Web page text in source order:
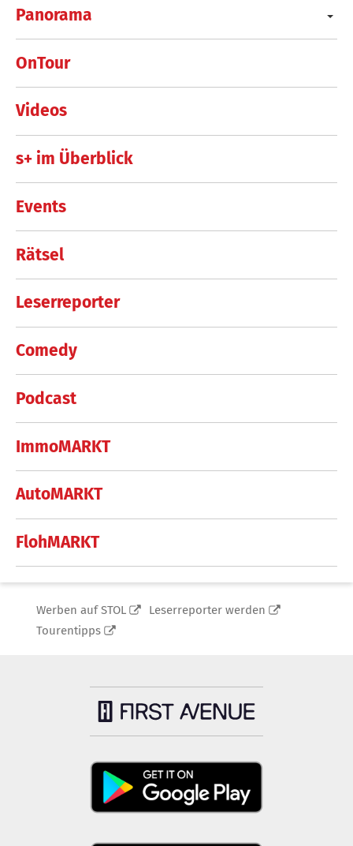
Panorama
OnTour
Videos
s+ im Überblick
Events
Rätsel
Leserreporter
Comedy
Podcast
ImmoMARKT
AutoMARKT
FlohMARKT
Werben auf STOL
Leserreporter werden
Tourentipps